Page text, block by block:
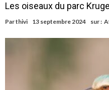
Les oiseaux du parc
Parthivi 13 septembre 2024 sur :